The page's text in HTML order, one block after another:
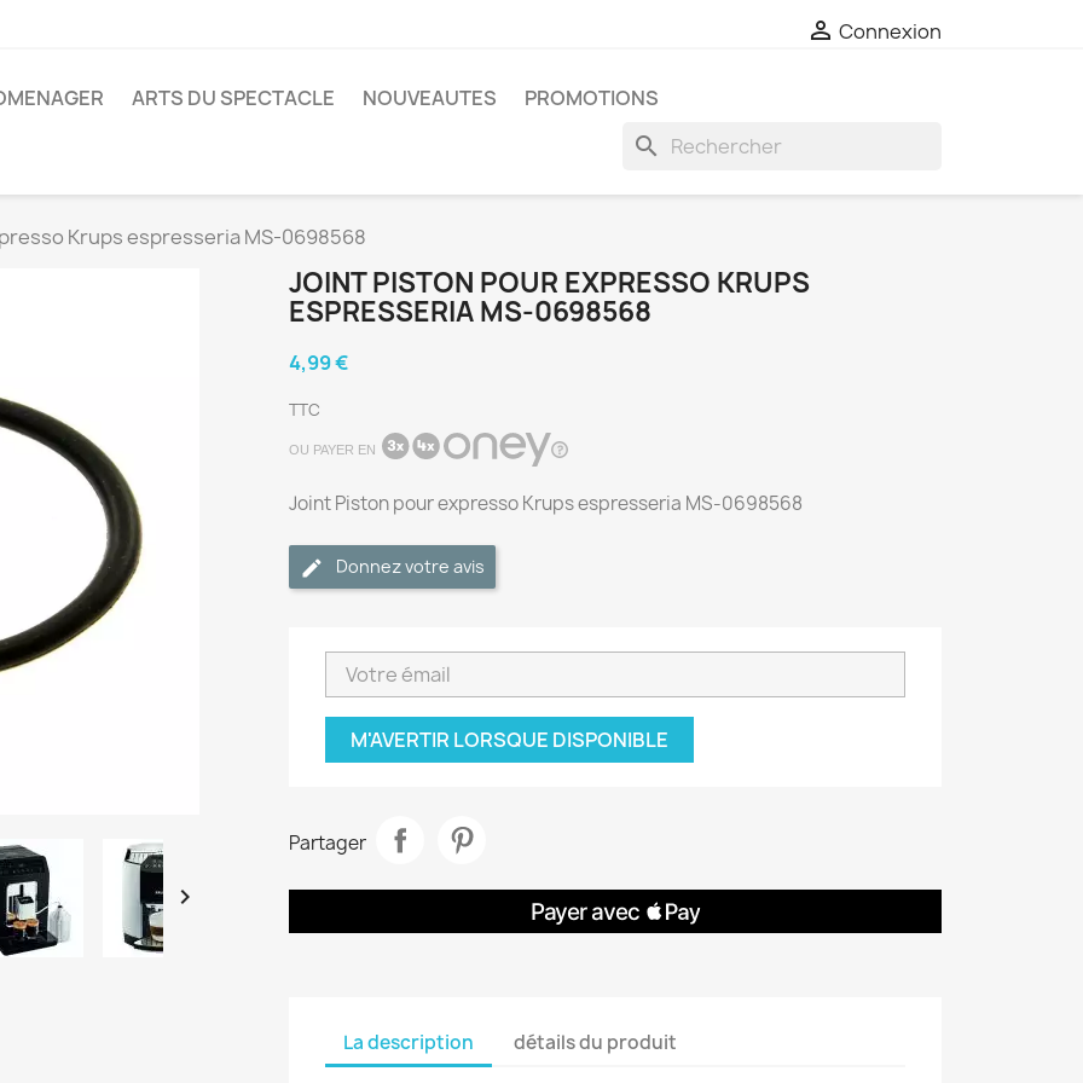
 Connexion
ARTS DU SPECTACLE NOUVEAUTES PROMOTIONS
search
Krups espresseria MS-0698568

JOINT PISTON POUR EXPRESSO KRUPS
ESPRESSERIA MS-0698568
4,99 €
TTC
OU PAYER EN
Joint Piston pour expresso Krups espresseria MS-0698568
Donnez votre avis
M'AVERTIR LORSQUE DISPONIBLE
Partager
La description détails du produit